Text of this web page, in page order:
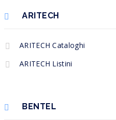
ARITECH
ARITECH Cataloghi
ARITECH Listini
BENTEL